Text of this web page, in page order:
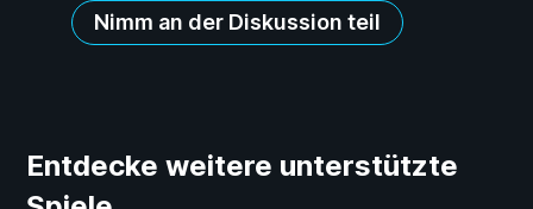
Nimm an der Diskussion teil
Entdecke weitere unterstützte